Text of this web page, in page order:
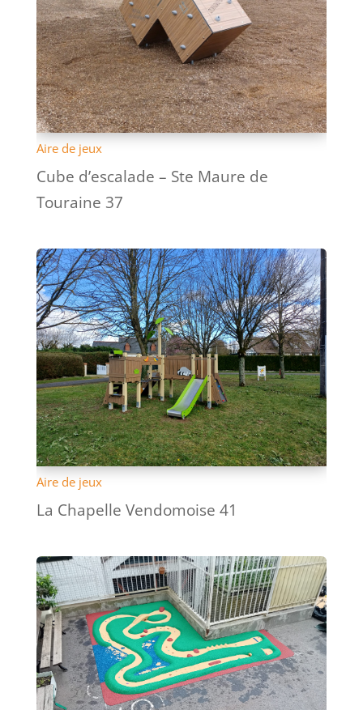
Aire de jeux
Cube d’escalade – Ste Maure de
Touraine 37
Aire de jeux
La Chapelle Vendomoise 41